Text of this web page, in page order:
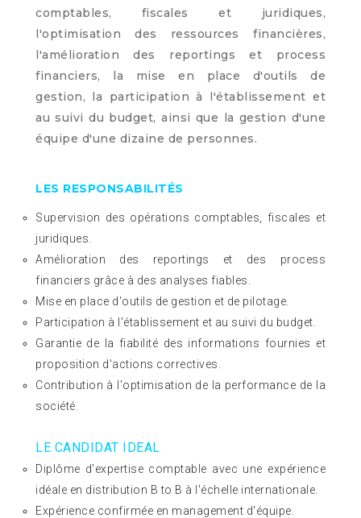
comptables, fiscales et juridiques,
l'optimisation des ressources financières,
l'amélioration des reportings et process
financiers, la mise en place d'outils de
gestion, la participation à l'établissement et
au suivi du budget, ainsi que la gestion d'une
équipe d'une dizaine de personnes.
LES RESPONSABILITÉS
Supervision des opérations comptables, fiscales et
juridiques.
Amélioration des reportings et des process
financiers grâce à des analyses fiables.
Mise en place d'outils de gestion et de pilotage.
Participation à l'établissement et au suivi du budget.
Garantie de la fiabilité des informations fournies et
proposition d'actions correctives.
Contribution à l'optimisation de la performance de la
société.
LE CANDIDAT IDEAL
Diplôme d'expertise comptable avec une expérience
idéale en distribution B to B à l'échelle internationale.
Expérience confirmée en management d'équipe.